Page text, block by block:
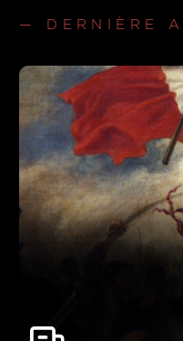
— DERNIÈRE